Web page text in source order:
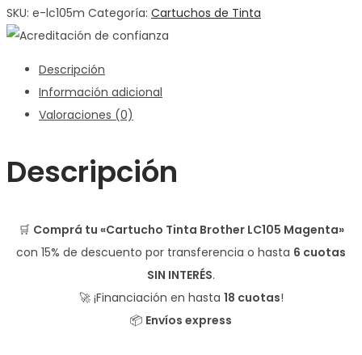
SKU: e-lc105m Categoría: Cartuchos de Tinta
Descripción
Información adicional
Valoraciones (0)
Descripción
🛒 Comprá tu «Cartucho Tinta Brother LC105 Magenta»
con 15% de descuento por transferencia o hasta 6 cuotas
SIN INTERÉS.
🚀 ¡Financiación en hasta 18 cuotas!
📦 Envíos express